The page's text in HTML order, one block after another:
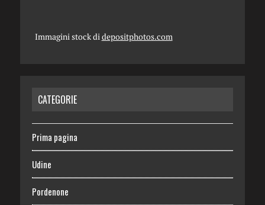
Immagini stock didepositphotos.com
CATEGORIE
Prima pagina
Udine
Pordenone